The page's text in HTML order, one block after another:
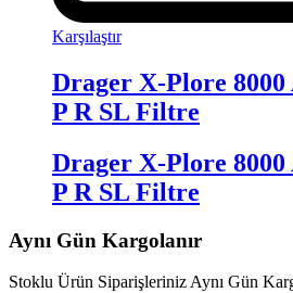
Karşılaştır
Drager X-Plore
P R SL Filtre
Drager X-Plore
P R SL Filtre
Aynı Gün Kargolanır
Stoklu Ürün Siparişleriniz Aynı Gün